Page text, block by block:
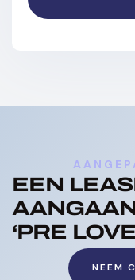
EEN
‘PRE
NEEM